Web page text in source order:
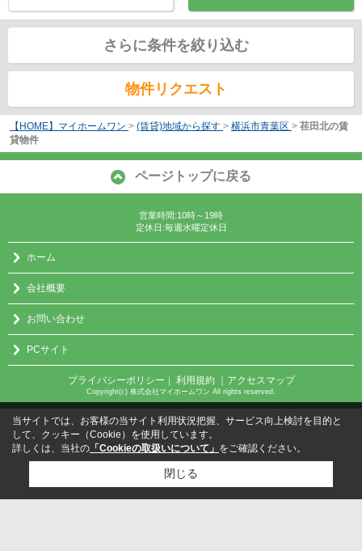
さらに条件を絞り込む
物件リクエスト
【HOME】マイホームワン > (賃貸)地域から探す > 横浜市青葉区 > 荏田北の賃
貸物件
ページトップに戻る
営業時間:10時～19時
定休日:毎週水曜定休日
ホーム
会社概要
お問い合わせ
PCサイト
プライバシーポリシー ｜ 利用規約 ｜アクセスマップ
Copyright(c) 株式会社マイホームワン All rights reserved.
当サイトでは、お客様の当サイト利用状況把握、サービス向上検討を目的と
して、クッキー（Cookie）を使用しています。
詳しくは、当社の 「Cookieの取扱いについて」 をご確認ください。
閉じる